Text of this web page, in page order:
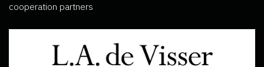
cooperation partners